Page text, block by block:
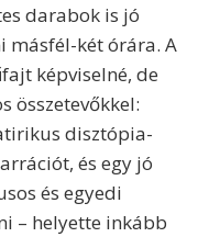
darabok is jó
másfél-két órára. A
képviselné, de
összetevőkkel:
disztópia-
és egy jó
és egyedi
– helyette inkább